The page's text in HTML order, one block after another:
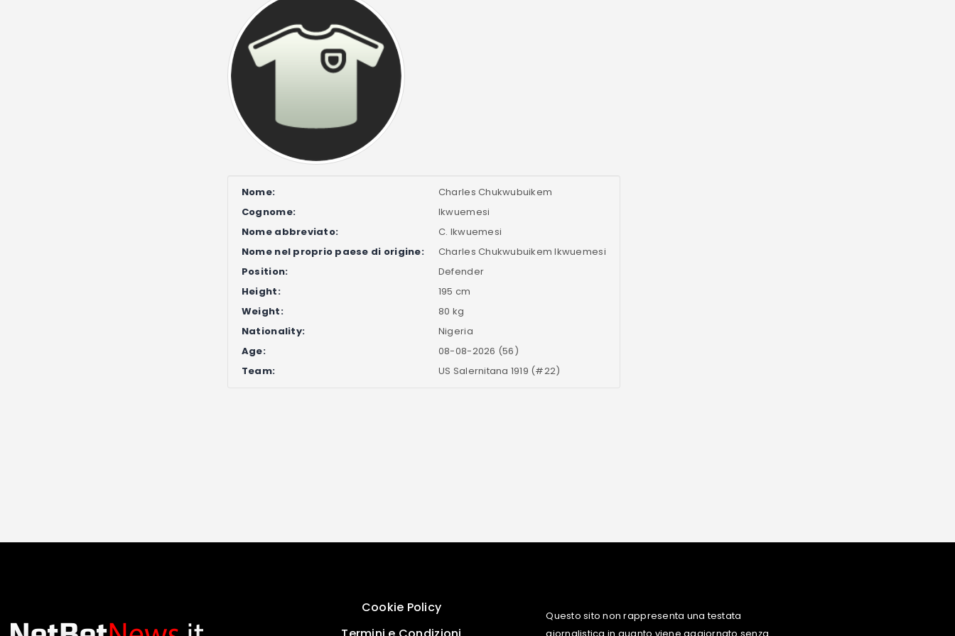
Nome:
Charles Chukwubuikem
Cognome:
Ikwuemesi
Nome abbreviato:
C. Ikwuemesi
Nome nel proprio paese di origine:
Charles Chukwubuikem Ikwuemesi
Position:
Defender
Height:
195 cm
Weight:
80 kg
Nationality:
Nigeria
Age:
08-08-2026 (56)
Team:
US Salernitana 1919 (#22)
Cookie Policy
Questo sito non rappresenta una testata